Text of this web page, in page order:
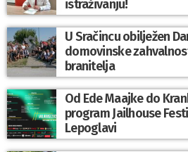
istraživanju!
U Sračincu obilježen
domovinske
branitelja
Od Ede Maajke do
program Jailhouse
Lepoglavi